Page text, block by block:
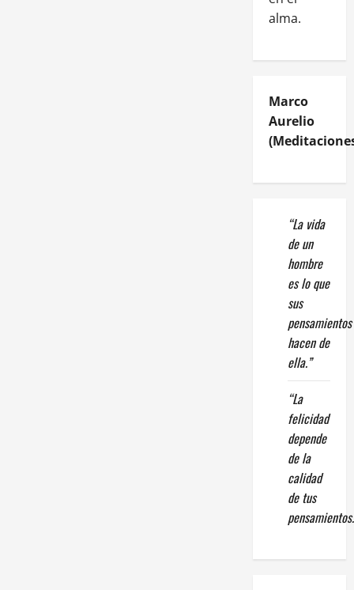
alma.
Marco
Aurelio
“La vida
de un
hombre
es lo que
sus
pensamientos
hacen de
ella.”
“La
felicidad
depende
de la
calidad
de tus